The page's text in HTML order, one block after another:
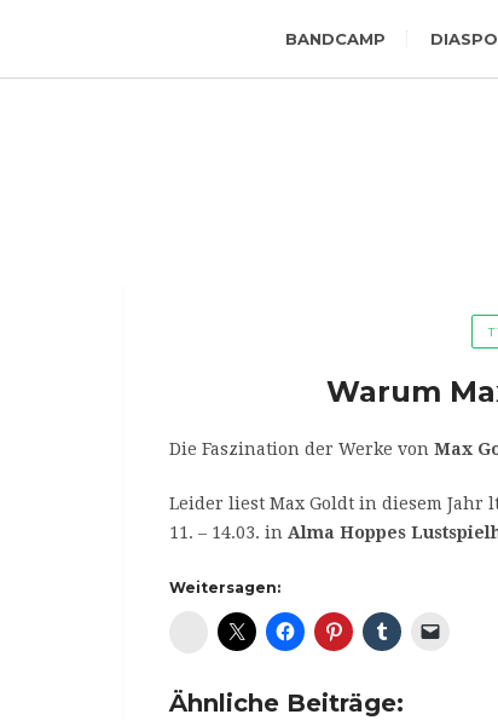
BANDCAMP
Warum
Die Faszination der Werke von Max
Leider liest Max Goldt in diesem Jahr
11. – 14.03. in Alma Hoppes
Weitersagen:
Diaspora*
Ähnliche Beiträge: